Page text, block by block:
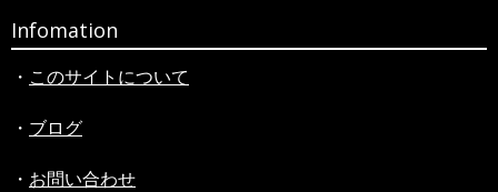
Infomation
・ このサイトについて
・ ブログ
・ お問い合わせ